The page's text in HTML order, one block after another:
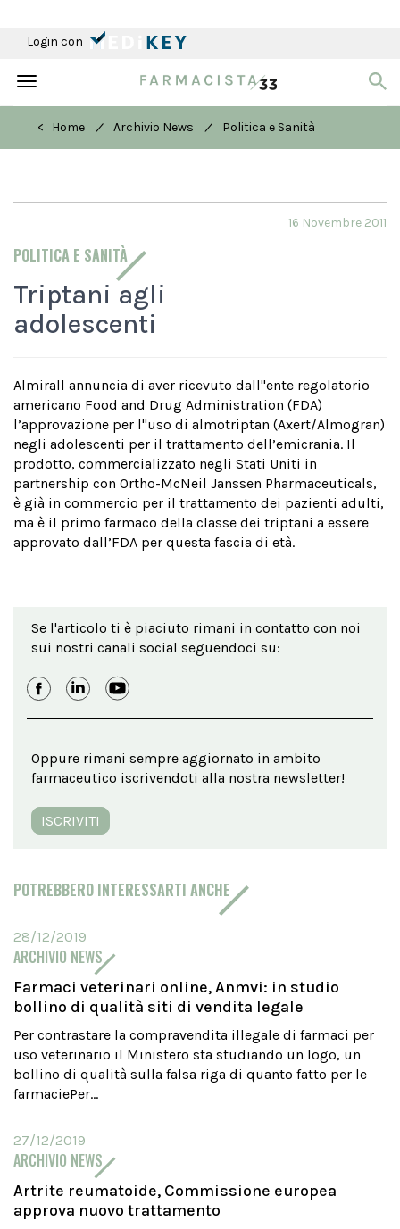
Login con
Toggle
< Home
/ Archivio News / Politica e Sanità
POLITICA E SANITÀ
16 Novembre 2011
Triptani agli
adolescenti
Almirall annuncia di aver ricevuto dall''ente regolatorio
americano Food and Drug Administration (FDA)
l’approvazione per l''uso di almotriptan (Axert/Almogran)
negli adolescenti per il trattamento dell’emicrania. Il
prodotto, commercializzato negli Stati Uniti in
partnership con Ortho-McNeil Janssen Pharmaceuticals,
è già in commercio per il trattamento dei pazienti adulti,
ma è il primo farmaco della classe dei triptani a essere
approvato dall’FDA per questa fascia di età.
Se l'articolo ti è piaciuto rimani in contatto con noi
sui nostri canali social seguendoci su:
Oppure rimani sempre aggiornato in ambito
farmaceutico iscrivendoti alla nostra newsletter!
ISCRIVITI
POTREBBERO INTERESSARTI ANCHE
28/12/2019
ARCHIVIO NEWS
Farmaci veterinari online, Anmvi: in studio
bollino di qualità siti di vendita legale
Per contrastare la compravendita illegale di farmaci per
uso veterinario il Ministero sta studiando un logo, un
bollino di qualità sulla falsa riga di quanto fatto per le
farmaciePer...
27/12/2019
ARCHIVIO NEWS
Artrite reumatoide, Commissione europea
approva nuovo trattamento